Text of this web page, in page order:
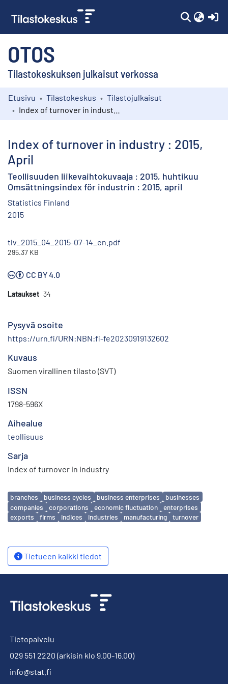
OTOS
Tilastokeskuksen julkaisut verkossa
Kokoelmat
Etusivu Tilastokeskus
Tilastojulkaisut
Index of turnover in industry : 2015,
April
Teollisuuden liikevaihtokuvaaja : 2015, huhtikuu
Omsättningsindex för industrin : 2015, april
Statistics Finland
2015
tlv_2015_04_2015-07-14_en.pdf
295.37 KB
CC BY 4.0
Lataukset 34
Pysyvä osoite
https://urn.fi/URN:NBN:fi-fe20230919132602
Kuvaus
Suomen virallinen tilasto (SVT)
ISSN
1798-596X
Aihealue
teollisuus
Sarja
Index of turnover in industry
Avainsanat
branches business cycles business enterprises
businesses
companies
corporations economic fluctuation
enterprises
exports
firms indices industries manufacturing turnover
Tietueen kaikki tiedot
Tietopalvelu
029 551 2220 (arkisin klo 9.00-16.00)
info@stat.fi